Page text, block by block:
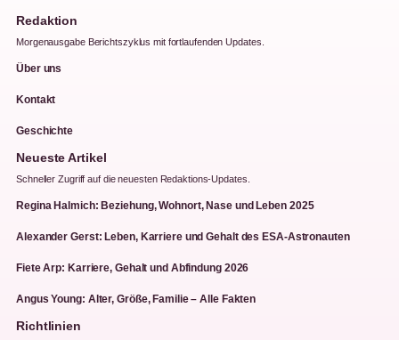
Redaktion
Morgenausgabe Berichtszyklus mit fortlaufenden Updates.
Über uns
Kontakt
Geschichte
Neueste Artikel
Schneller Zugriff auf die neuesten Redaktions-Updates.
Regina Halmich: Beziehung, Wohnort, Nase und Leben 2025
Alexander Gerst: Leben, Karriere und Gehalt des ESA-Astronauten
Fiete Arp: Karriere, Gehalt und Abfindung 2026
Angus Young: Alter, Größe, Familie – Alle Fakten
Richtlinien